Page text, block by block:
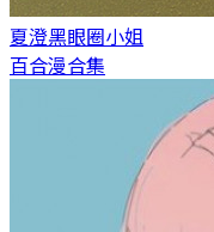
夏澄黑眼圈小姐
百合漫合集